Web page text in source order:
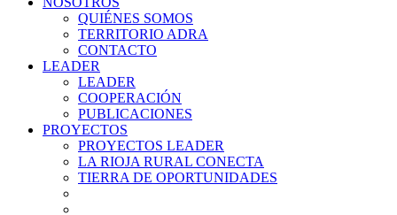
QUIÉNES SOMOS
TERRITORIO ADRA
CONTACTO
LEADER
LEADER
COOPERACIÓN
PUBLICACIONES
PROYECTOS
PROYECTOS LEADER
LA RIOJA RURAL CONECTA
TIERRA DE OPORTUNIDADES